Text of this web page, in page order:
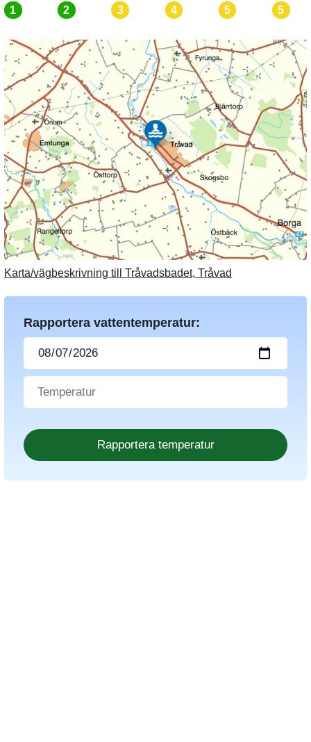
1
2
3
4
5
5
Karta/vägbeskrivning till Tråvadsbadet, Tråvad
Rapportera vattentemperatur: